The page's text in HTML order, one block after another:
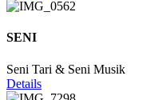
SENI
Seni Tari & Seni Musik
Details